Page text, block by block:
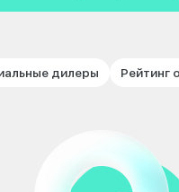
дилеры Рейтинг